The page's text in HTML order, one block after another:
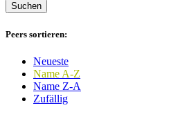
Suchen
Peers sortieren:
Neueste
Name A-Z
Name Z-A
Zufällig